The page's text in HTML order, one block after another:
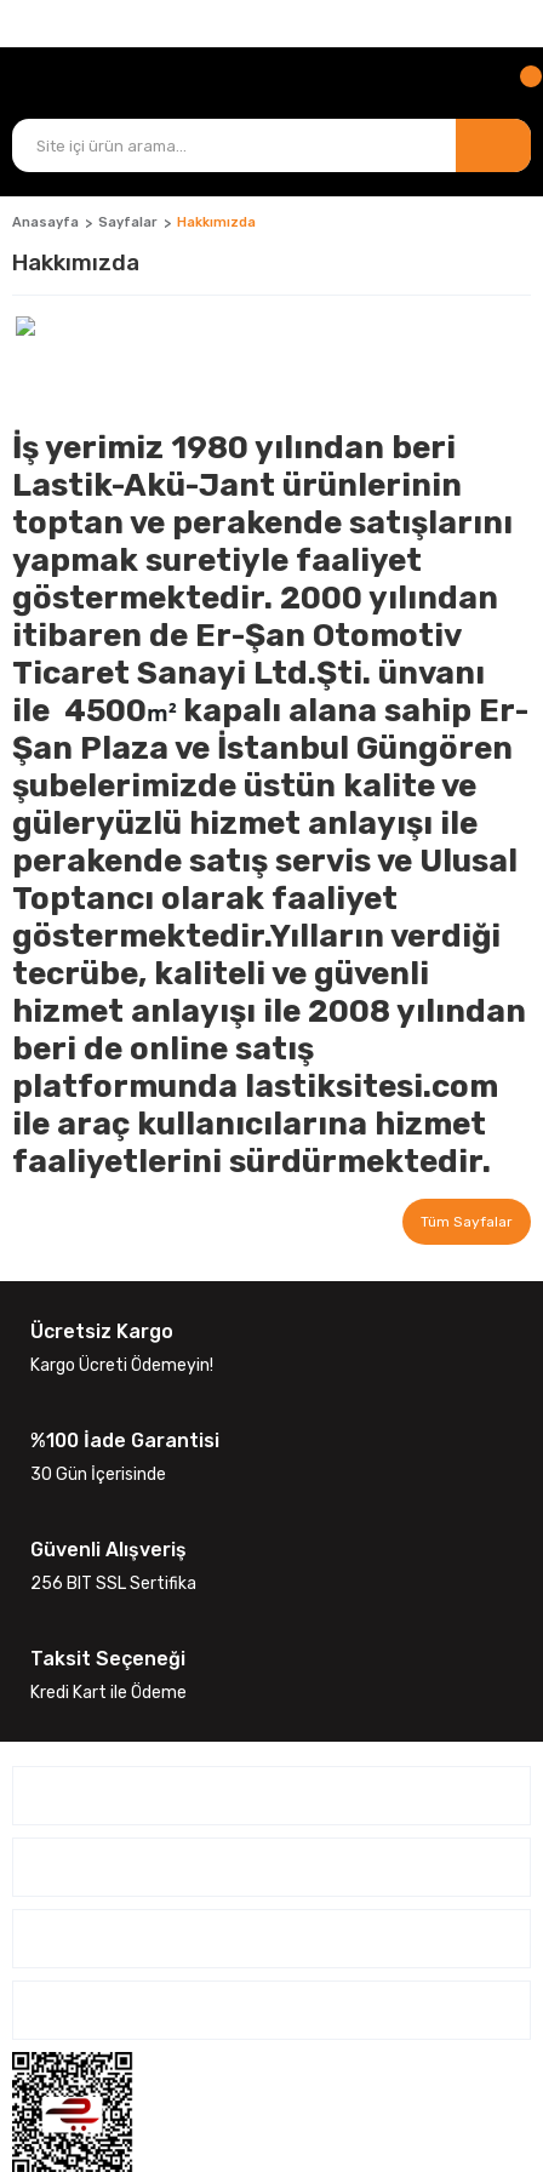
Anasayfa Sayfalar Hakkımızda
Hakkımızda
İş yerimiz 1980 yılından beri
Lastik-Akü-Jant ürünlerinin
toptan ve perakende satışlarını
yapmak suretiyle faaliyet
göstermektedir. 2000 yılından
itibaren de Er-Şan Otomotiv
Ticaret Sanayi Ltd.Şti. ünvanı
ile 4500m² kapalı alana sahip Er-
Şan Plaza ve İstanbul Güngören
şubelerimizde üstün kalite ve
güleryüzlü hizmet anlayışı ile
perakende satış servis ve Ulusal
Toptancı olarak faaliyet
göstermektedir.Yılların verdiği
tecrübe, kaliteli ve güvenli
hizmet anlayışı ile 2008 yılından
beri de online satış
platformunda lastiksitesi.com
ile araç kullanıcılarına hizmet
faaliyetlerini sürdürmektedir.
Tüm Sayfalar
Ücretsiz Kargo
Kargo Ücreti Ödemeyin!
%100 İade Garantisi
30 Gün İçerisinde
Güvenli Alışveriş
256 BIT SSL Sertifika
Taksit Seçeneği
Kredi Kart ile Ödeme